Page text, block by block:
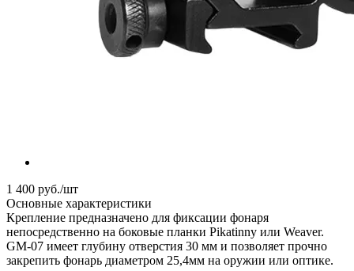
1 400 руб./шт
Основные характеристики
Крепление предназначено для фиксации фонаря
непосредственно на боковые планки Pikatinny или Weaver.
GM-07 имеет глубину отверстия 30 мм и позволяет прочно
закрепить фонарь диаметром 25,4мм на оружии или оптике.